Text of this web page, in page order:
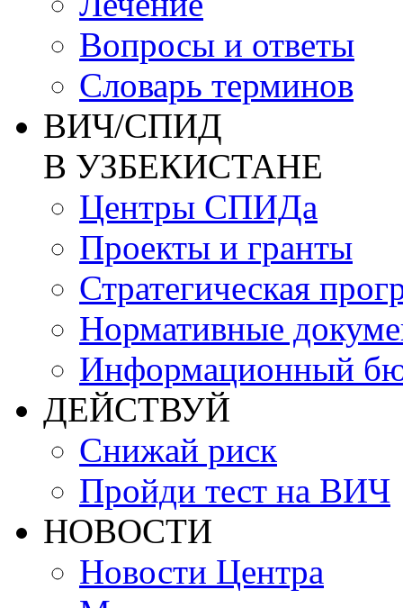
Вопросы и ответы
Словарь терминов
ВИЧ/СПИД
В УЗБЕКИСТАНЕ
Центры СПИДа
Проекты и гранты
Стратегическая
Нормативные
Информационный
ДЕЙСТВУЙ
Снижай риск
Пройди тест на ВИЧ
НОВОСТИ
Новости Центра